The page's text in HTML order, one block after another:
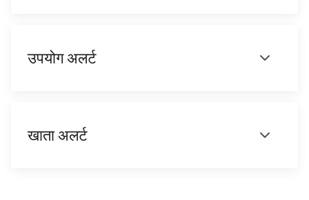
उपयोग अलर्ट
खाता अलर्ट